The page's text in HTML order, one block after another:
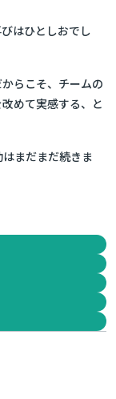
はひとしおでし
らこそ、チームの
めて実感する、と
まだまだ続きま